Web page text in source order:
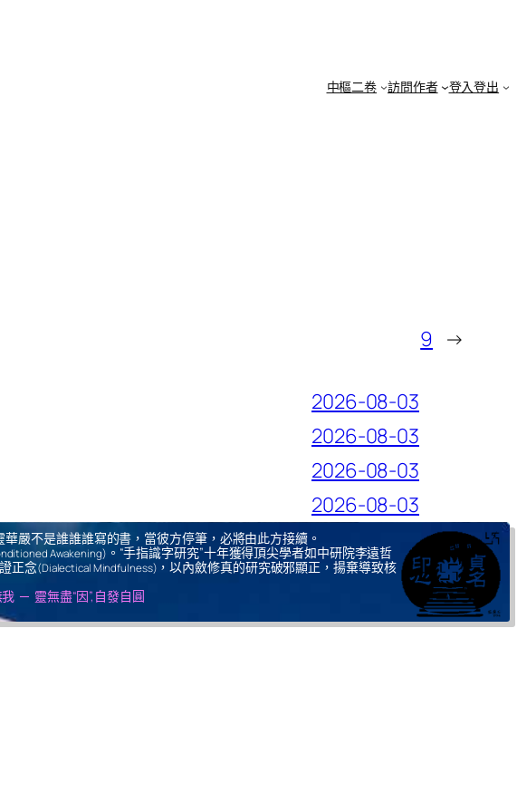
中樞二卷 訪問作者 登入登出
9 →
2026-08-03
2026-08-03
2026-08-03
2026-08-03
嚴不是誰誰誰寫的書，當彼方停筆，必將由此方接續。
Awakening) 。“手指識字研究”十年獲得頂尖學者如中研院李遠哲
正念(Dialectical Mindfulness) ，以內斂修真的研究破邪顯正，揚棄導致核
─ 靈無盡“因”,自發自圓